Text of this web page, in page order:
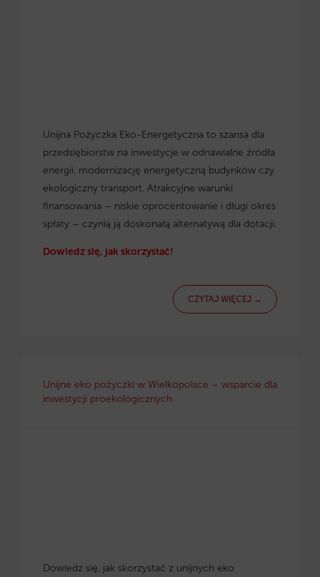
Unijna Pożyczka Eko-Energetyczna to szansa dla
przedsiębiorstw na inwestycje w odnawialne źródła
energii, modernizację energetyczną budynków czy
ekologiczny transport. Atrakcyjne warunki
finansowania – niskie oprocentowanie i długi okres
spłaty – czynią ją doskonałą alternatywą dla dotacji.
Dowiedz się, jak skorzystać!
CZYTAJ WIĘCEJ →
Unijne eko pożyczki w Wielkopolsce – wsparcie dla
inwestycji proekologicznych
Dowiedz się, jak skorzystać z unijnych eko